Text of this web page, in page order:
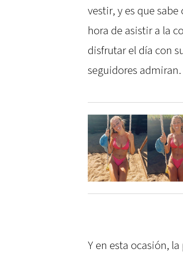
vestir, y es que
hora de asistir a la
disfrutar el día con
seguidores admiran.
Y en esta ocasión,